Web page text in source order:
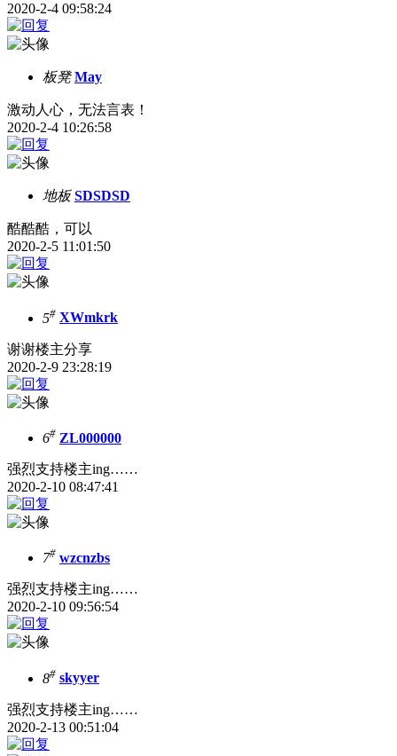
2020-2-4 09:58:24
板凳 May
激动人心，无法言表！
2020-2-4 10:26:58
地板 SDSDSD
酷酷酷，可以
2020-2-5 11:01:50
5# XWmkrk
谢谢楼主分享
2020-2-9 23:28:19
6# ZL000000
强烈支持楼主ing……
2020-2-10 08:47:41
7# wzcnzbs
强烈支持楼主ing……
2020-2-10 09:56:54
8# skyyer
强烈支持楼主ing……
2020-2-13 00:51:04